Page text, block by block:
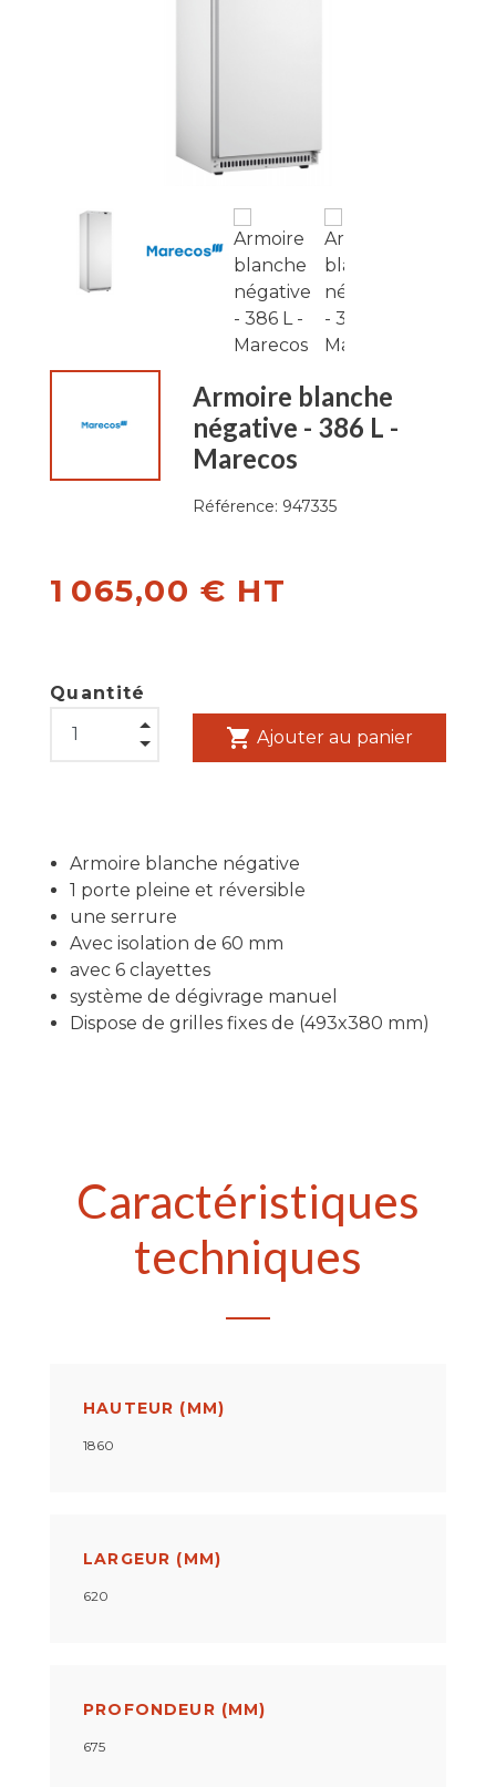
Armoire blanche
négative - 386 L -
Marecos
Référence: 947335
1 065,00 € HT
Quantité
shopping_cart Ajouter au panier
Armoire blanche négative
1 porte pleine et réversible
une serrure
Avec isolation de 60 mm
avec 6 clayettes
système de dégivrage manuel
Dispose de grilles fixes de (493x380 mm)
Caractéristiques
techniques
HAUTEUR (MM)
1860
LARGEUR (MM)
620
PROFONDEUR (MM)
675